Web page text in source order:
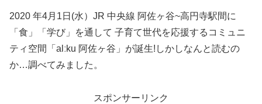
2020 年4月1日(水）JR 中央線 阿佐ヶ谷~高円寺駅間に
「食」「学び」を通して 子育て世代を応援するコミュニ
ティ空間「alːku 阿佐ヶ谷」が誕生!しかしなんと読むの
か…調べてみました。
スポンサーリンク